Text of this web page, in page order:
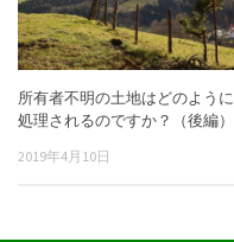
所有者不明の土地はどのように
処理されるのですか？（後編）
2019年4月10日